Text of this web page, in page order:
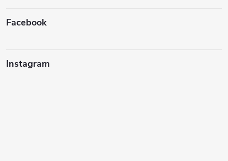
Facebook
Instagram